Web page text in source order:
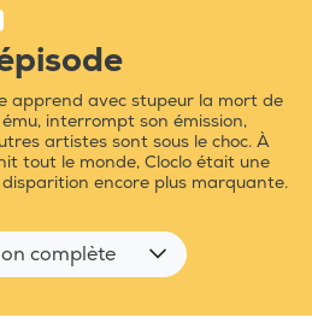
apprend avec stupeur la mort de
interrompt son émission,
artistes sont sous le choc. À
tout le monde, Cloclo était une
encore plus marquante.
complète